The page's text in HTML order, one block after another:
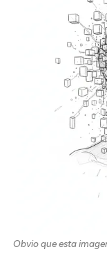
Obvio que esta